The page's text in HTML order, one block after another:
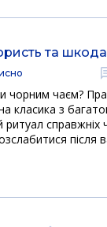
та шкода
чорним чаєм?
класика з
справжніх
після